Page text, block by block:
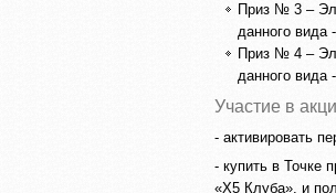
Приз № 3 –
данного вида
Приз № 4 –
данного вида
Участие в
- активировать
- купить в Точке
«Х5 Клуба». и